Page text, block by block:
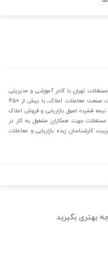
تهران با کادر آموزشی و مدیریتی
مجرب با همکاری و بکارگیری تجارب استادان بنام و پیشکسوت صنعت معاملات املاک، با بیش از ۴۵۰
فشرده اصول بازاریابی و فروش املاک
جهت همکاران مشغول به کار در
کارشناسان زبده بازاریابی و معاملات
بهتری بگیرید